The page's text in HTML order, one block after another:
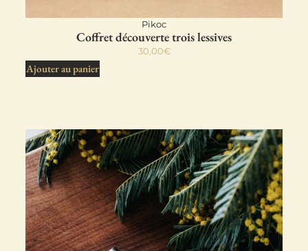
Pikoc
Coffret découverte trois lessives
30,00€
Ajouter au panier